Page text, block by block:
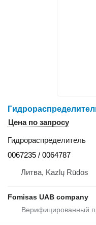
Цена по запросу
Гидрораспределитель
0067235 / 0064787
Литва, Kazlų Rūdos
Fomisas UAB company